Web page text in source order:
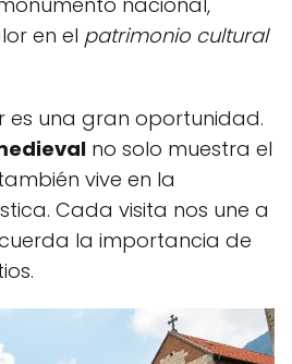
en el patrimonio cultural
es una gran oportunidad.
no solo muestra el
vive en la
Cada visita nos une a
la importancia de